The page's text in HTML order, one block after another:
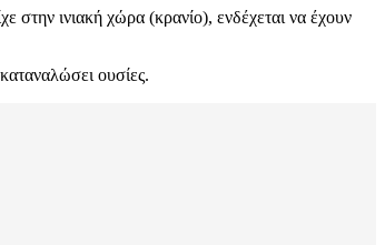
ινιακή χώρα (κρανίο), ενδέχεται να έχουν
ουσίες.